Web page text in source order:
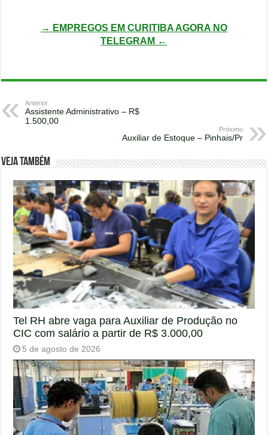
→ EMPREGOS EM CURITIBA AGORA NO
TELEGRAM ←
Anterior
Assistente Administrativo – R$
1.500,00
Próximo
Auxiliar de Estoque – Pinhais/Pr
Veja também
Tel RH abre vaga para Auxiliar de Produção no
CIC com salário a partir de R$ 3.000,00
5 de agosto de 2026